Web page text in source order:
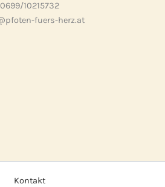
0699/10215732
fuers-herz.at
Kontakt